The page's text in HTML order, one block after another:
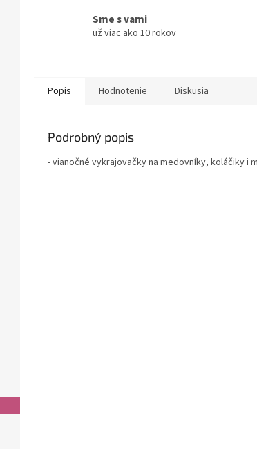
Sme s vami
už viac ako 10 rokov
Popis Hodnotenie Diskusia
Podrobný popis
- vianočné vykrajovačky na medovníky, koláčiky i